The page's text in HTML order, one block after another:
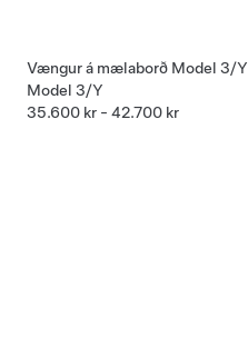
Vængur á mælaborð Model 3/Y
Model 3/Y
35.600 kr - 42.700 kr